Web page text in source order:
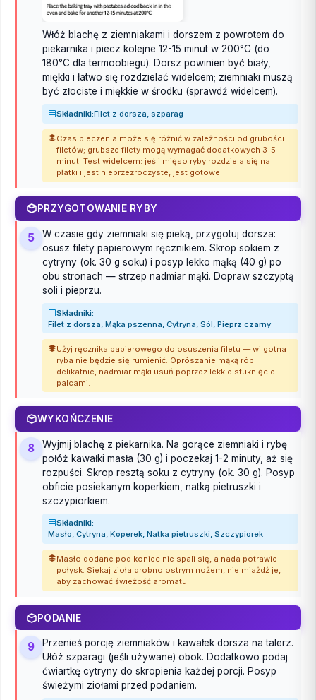
Włóż blachę z ziemniakami i dorszem z powrotem do
piekarnika i piecz kolejne 12-15 minut w 200°C (do
180°C dla termoobiegu). Dorsz powinien być biały,
miękki i łatwo się rozdzielać widelcem; ziemniaki muszą
być złociste i miękkie w środku (sprawdź widelcem).
Składniki:Filet z dorsza, szparag
Czas pieczenia może się różnić w zależności od grubości
filetów; grubsze filety mogą wymagać dodatkowych 3-5
minut. Test widelcem: jeśli mięso ryby rozdziela się na
płatki i jest nieprzezroczyste, jest gotowe.
PRZYGOTOWANIE RYBY
5
W czasie gdy ziemniaki się pieką, przygotuj dorsza:
osusz filety papierowym ręcznikiem. Skrop sokiem z
cytryny (ok. 30 g soku) i posyp lekko mąką (40 g) po
obu stronach — strzep nadmiar mąki. Dopraw szczyptą
soli i pieprzu.
Składniki:
Filet z dorsza, Mąka pszenna, Cytryna, Sól, Pieprz czarny
Użyj ręcznika papierowego do osuszenia filetu — wilgotna
ryba nie będzie się rumienić. Oprószanie mąką rób
delikatnie, nadmiar mąki usuń poprzez lekkie stuknięcie
palcami.
WYKOŃCZENIE
8
Wyjmij blachę z piekarnika. Na gorące ziemniaki i rybę
połóż kawałki masła (30 g) i poczekaj 1-2 minuty, aż się
rozpuści. Skrop resztą soku z cytryny (ok. 30 g). Posyp
obficie posiekanym koperkiem, natką pietruszki i
szczypiorkiem.
Składniki:
Masło, Cytryna, Koperek, Natka pietruszki, Szczypiorek
Masło dodane pod koniec nie spali się, a nada potrawie
połysk. Siekaj zioła drobno ostrym nożem, nie miażdż je,
aby zachować świeżość aromatu.
PODANIE
9
Przenieś porcję ziemniaków i kawałek dorsza na talerz.
Ułóż szparagi (jeśli używane) obok. Dodatkowo podaj
ćwiartkę cytryny do skropienia każdej porcji. Posyp
świeżymi ziołami przed podaniem.